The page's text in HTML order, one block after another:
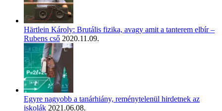
Härtlein Károly: Brutális fizika, avagy amit a tanterem elbír –
Rubens cső 2020.11.09.
Egyre nagyobb a tanárhiány, reménytelenül hirdetnek az
iskolák 2021.06.08.